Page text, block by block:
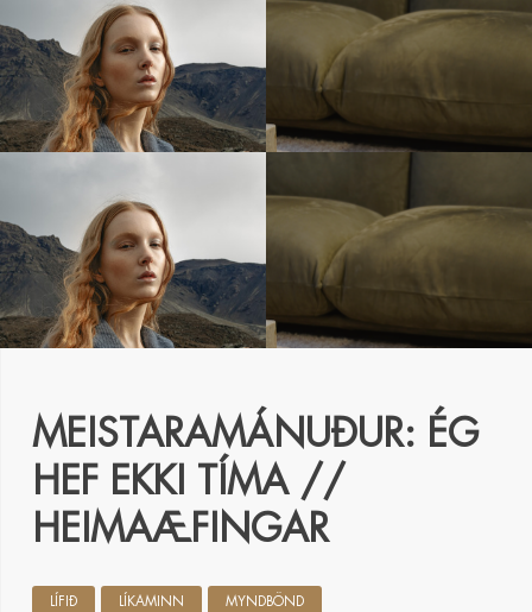
MEISTARAMÁNUÐUR: ÉG
HEF EKKI TÍMA //
HEIMAÆFINGAR
LÍFIÐ LÍKAMINN MYNDBÖND